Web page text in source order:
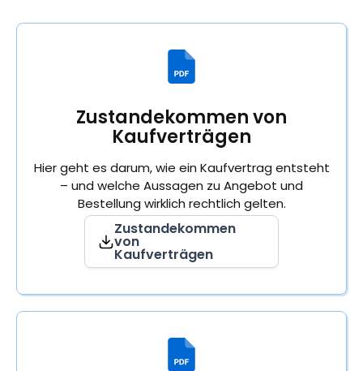
Zustandekommen von
Kaufverträgen
Hier geht es darum, wie ein Kaufvertrag entsteht
– und welche Aussagen zu Angebot und
Bestellung wirklich rechtlich gelten.
Zustandekommen
von
Kaufverträgen